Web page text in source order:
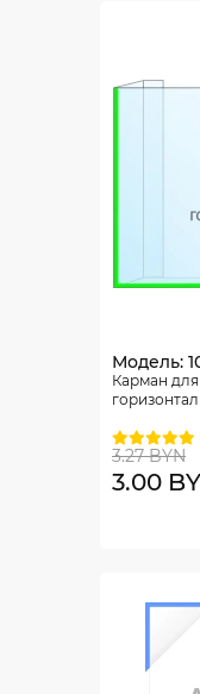
Модель:
Карман
3.27 BYN
3.00